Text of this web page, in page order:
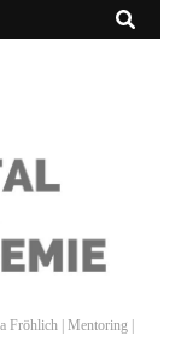
Fröhlich | Mentoring |